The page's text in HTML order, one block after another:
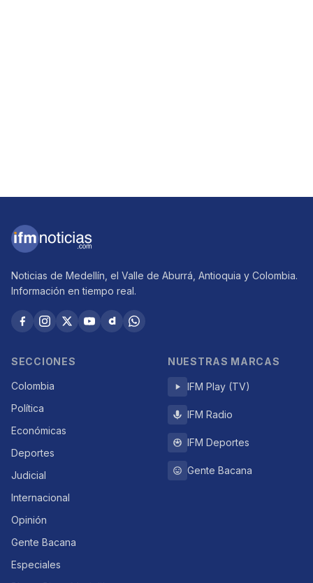
Noticias de Medellín, el Valle de Aburrá, Antioquia y Colombia.
Información en tiempo real.
SECCIONES
Colombia
Política
Económicas
Deportes
Judicial
Internacional
Opinión
Gente Bacana
Especiales
NUESTRAS MARCAS
IFM Play (TV)
IFM Radio
IFM Deportes
Gente Bacana